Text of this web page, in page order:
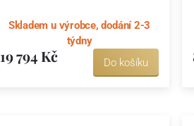
Skladem u výrobce, dodání 2-3
týdny
19 794 Kč Do košíku